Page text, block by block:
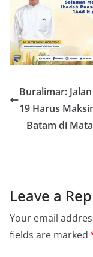
Buralimar:
19 Harus
Batam di
Leave a
Your email
fields are marked